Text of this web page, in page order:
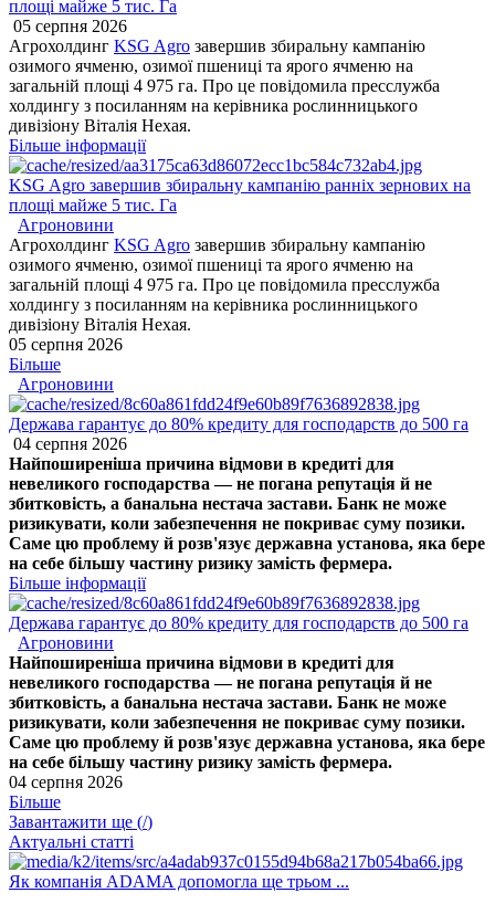
площі майже 5 тис. Га
05 серпня 2026
Агрохолдинг KSG Agro завершив збиральну кампанію
озимого ячменю, озимої пшениці та ярого ячменю на
загальній площі 4 975 га. Про це повідомила пресслужба
холдингу з посиланням на керівника рослинницького
дивізіону Віталія Нехая.
Більше інформації
KSG Agro завершив збиральну кампанію ранніх зернових на
площі майже 5 тис. Га
Агроновини
Агрохолдинг KSG Agro завершив збиральну кампанію
озимого ячменю, озимої пшениці та ярого ячменю на
загальній площі 4 975 га. Про це повідомила пресслужба
холдингу з посиланням на керівника рослинницького
дивізіону Віталія Нехая.
05 серпня 2026
Більше
Агроновини
Держава гарантує до 80% кредиту для господарств до 500 га
04 серпня 2026
Найпоширеніша причина відмови в кредиті для
невеликого господарства — не погана репутація й не
збитковість, а банальна нестача застави. Банк не може
ризикувати, коли забезпечення не покриває суму позики.
Саме цю проблему й розв'язує державна установа, яка бере
на себе більшу частину ризику замість фермера.
Більше інформації
Держава гарантує до 80% кредиту для господарств до 500 га
Агроновини
Найпоширеніша причина відмови в кредиті для
невеликого господарства — не погана репутація й не
збитковість, а банальна нестача застави. Банк не може
ризикувати, коли забезпечення не покриває суму позики.
Саме цю проблему й розв'язує державна установа, яка бере
на себе більшу частину ризику замість фермера.
04 серпня 2026
Більше
Завантажити ще (/)
Актуальні статті
Як компанія ADAMA допомогла ще трьом ...